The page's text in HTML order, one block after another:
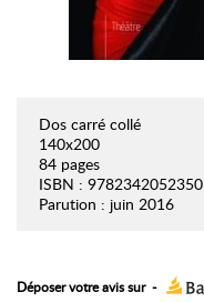
Dos carré collé
140x200
84 pages
ISBN : 9782342052350
Parution : juin 2016
Déposer votre avis sur -